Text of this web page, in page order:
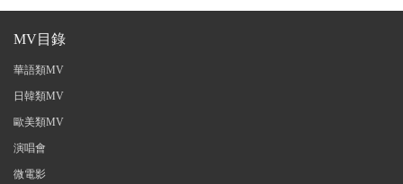
MV目錄
華語類MV
日韓類MV
歐美類MV
演唱會
微電影